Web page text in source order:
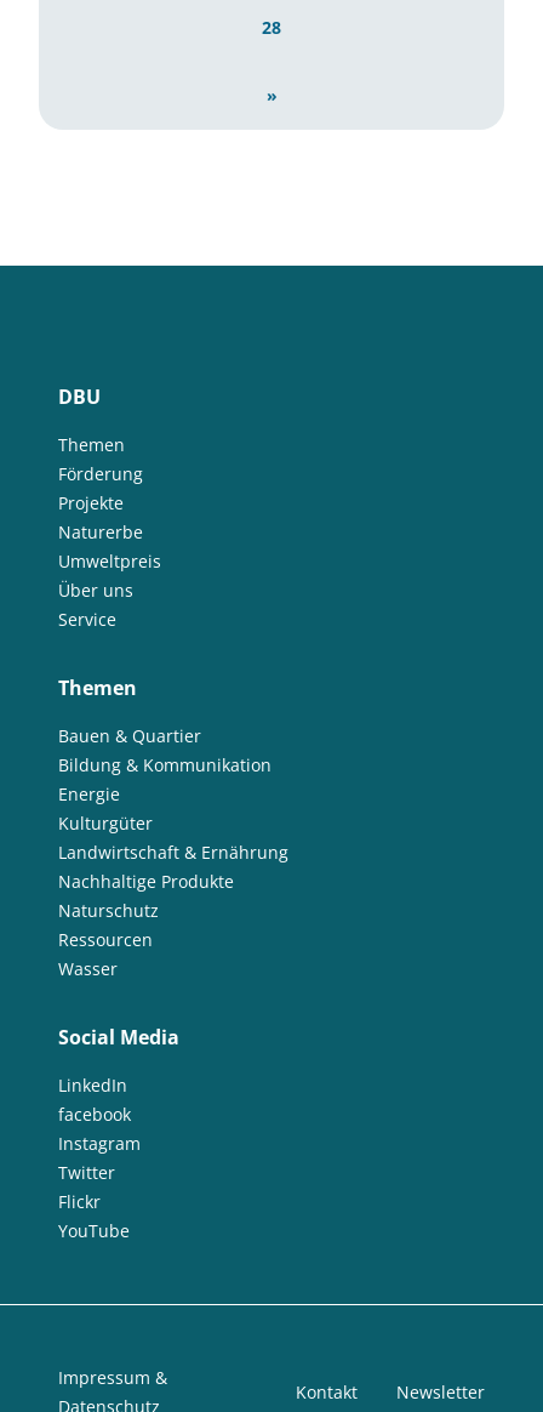
28
»
DBU
Themen
Förderung
Projekte
Naturerbe
Umweltpreis
Über uns
Service
Themen
Bauen & Quartier
Bildung & Kommunikation
Energie
Kulturgüter
Landwirtschaft & Ernährung
Nachhaltige Produkte
Naturschutz
Ressourcen
Wasser
Social Media
LinkedIn
facebook
Instagram
Twitter
Flickr
YouTube
Impressum &
Datenschutz
Kontakt Newsletter